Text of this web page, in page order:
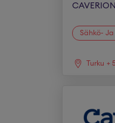
CAVERION
Sähkö-
Turku + 5